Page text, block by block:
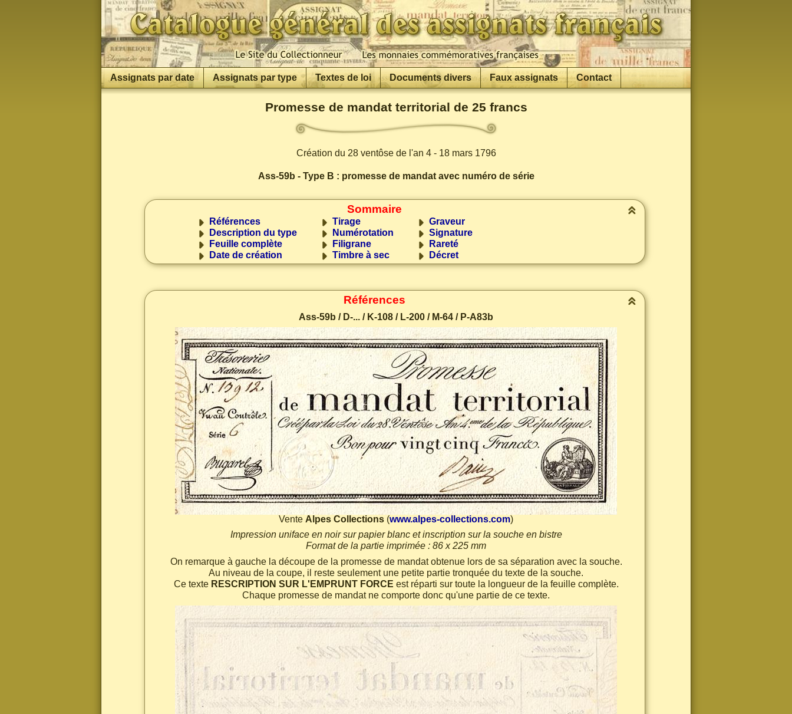
Assignats par date Assignats par type Textes de loi Documents divers Faux assignats Contact
Promesse de mandat territorial de 25 francs
Création du 28 ventôse de l'an 4 - 18 mars 1796
Ass-59b - Type B : promesse de mandat avec numéro de série
Sommaire
Références
Description du type
Feuille complète
Date de création
Tirage
Numérotation
Filigrane
Timbre à sec
Graveur
Signature
Rareté
Décret
Références
Ass-59b / D-... / K-108 / L-200 / M-64 / P-A83b
Vente Alpes Collections (www.alpes-collections.com)
Impression uniface en noir sur papier blanc et inscription sur la souche en bistre
Format de la partie imprimée : 86 x 225 mm
On remarque à gauche la découpe de la promesse de mandat obtenue lors de sa séparation avec la souche.
Au niveau de la coupe, il reste seulement une petite partie tronquée du texte de la souche.
Ce texte RESCRIPTION SUR L'EMPRUNT FORCE est réparti sur toute la longueur de la feuille complète.
Chaque promesse de mandat ne comporte donc qu'une partie de ce texte.